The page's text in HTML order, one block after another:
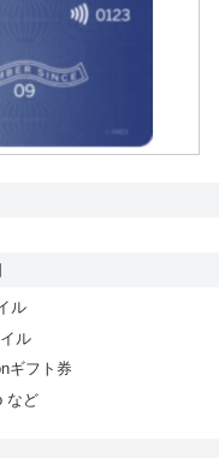
ル
ル
ギフト券
など